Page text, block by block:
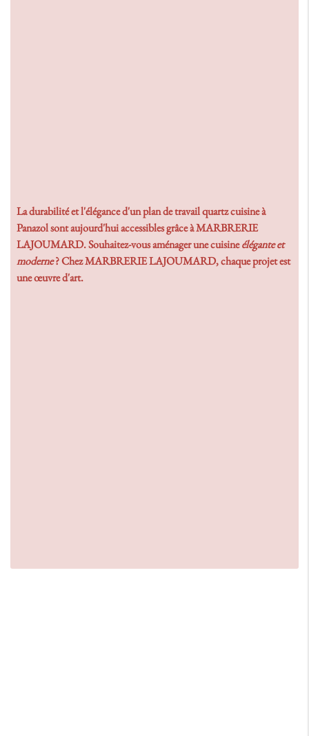
La durabilité et l'élégance d'unplan de travail quartz cuisine à
Panazolsont aujourd'hui accessibles grâce à MARBRERIE
LAJOUMARD. Souhaitez-vous aménager une cuisineélégante et
moderne? Chez MARBRERIE LAJOUMARD, chaque projet est
une œuvre d'art.